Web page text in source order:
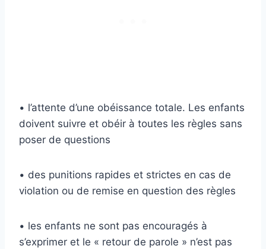
• l’attente d’une obéissance totale. Les enfants
doivent suivre et obéir à toutes les règles sans
poser de questions
• des punitions rapides et strictes en cas de
violation ou de remise en question des règles
• les enfants ne sont pas encouragés à
s’exprimer et le « retour de parole » n’est pas